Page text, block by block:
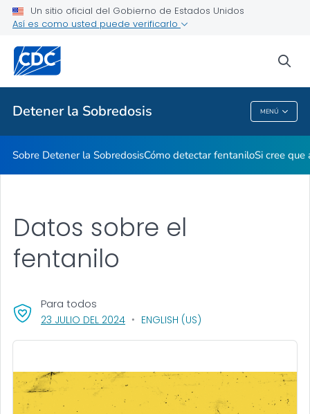
Un sitio oficial del Gobierno de Estados Unidos
Así es como usted puede verificarlo
Detener la Sobredosis MENÚ
Reducción del estigma
Temas relacionados
Detener La Sobredosis
Sobre Detener la SobredosisCómo detectar fentaniloSi cree que
23 JULIO DEL 2024, VISIT LINK FOR DETAILS.
ENGLISH (US)
Para todos
Datos sobre el
fentanilo